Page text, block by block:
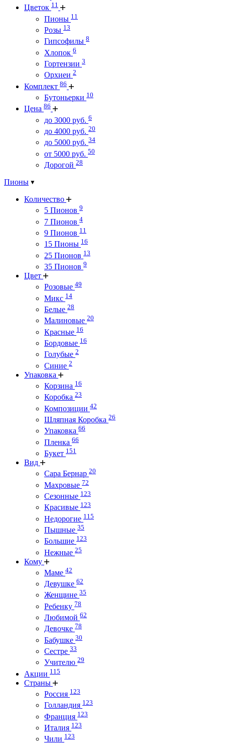
Цветок 11
Пионы 11
Розы 13
Гипсофилы 8
Хлопок 6
Гортензии 3
Орхиеи 2
Комплект 86
Бутоньерки 10
Цена 86
до 3000 руб. 6
до 4000 руб. 20
до 5000 руб. 34
от 5000 руб. 50
Дорогой 28
Пионы
Количество
5 Пионов 9
7 Пионов 4
9 Пионов 11
15 Пионы 16
25 Пионов 13
35 Пионов 9
Цвет
Розовые 49
Микс 14
Белые 28
Малиновые 20
Красные 16
Бордовые 16
Голубые 2
Синие 2
Упаковка
Корзина 16
Коробка 23
Композиции 42
Шляпная Коробка 26
Упаковка 66
Пленка 66
Букет 151
Вид
Сара Бернар 20
Махровые 72
Сезонные 123
Красивые 123
Недорогие 115
Пышные 35
Большие 123
Нежные 25
Кому
Маме 42
Девушке 62
Женщине 35
Ребенку 78
Любимой 62
Девочке 78
Бабушке 30
Сестре 33
Учителю 29
Акции 115
Страны
Россия 123
Голландия 123
Франция 123
Италия 123
Чили 123